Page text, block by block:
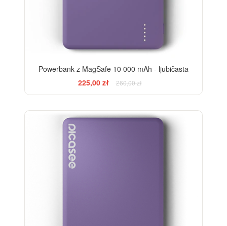
Powerbank z MagSafe 10 000 mAh - ljubičasta
225,00 zł
260,00 zł